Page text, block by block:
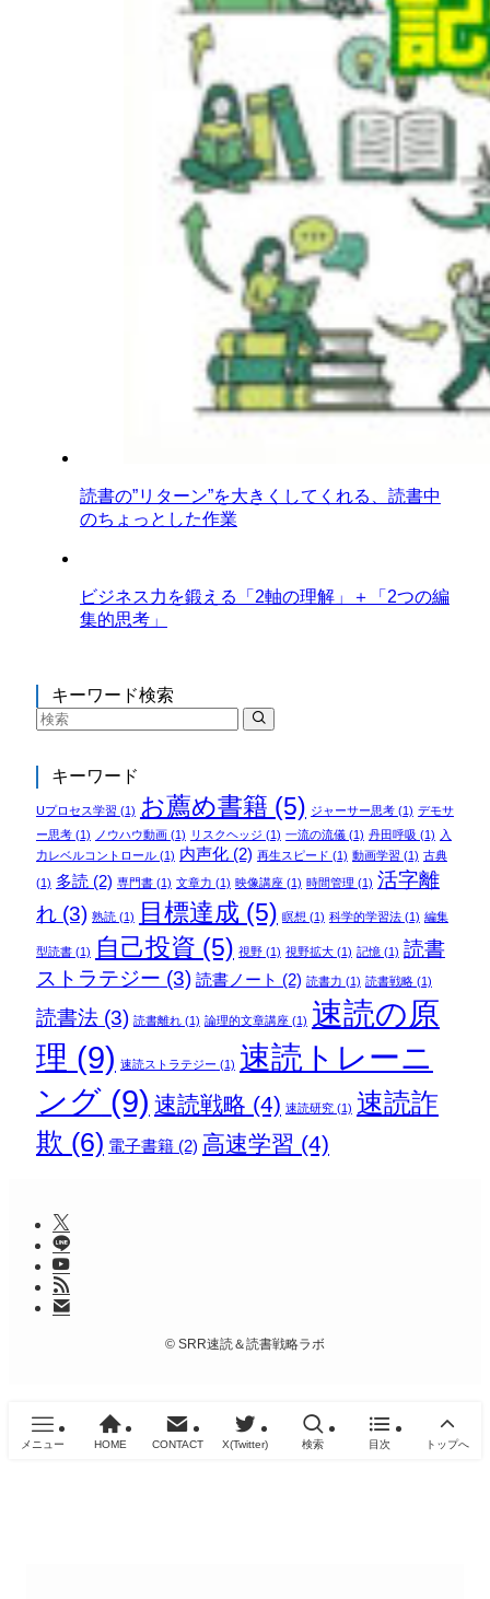
読書の”リターン”を大きくしてくれる、読書中
のちょっとした作業
ビジネス力を鍛える「2軸の理解」＋「2つの編
集的思考」
キーワード検索
キーワード
Uプロセス学習 (1) お薦め書籍 (5) ジャーサー思考(1) デモサ
ー思考(1) ノウハウ動画(1) リスクヘッジ (1) 一流の流儀(1) 丹田呼吸 (1) 入
力レベルコントロール(1) 内声化(2) 再生スピード (1) 動画学習 (1) 古典
(1) 多読 (2) 専門書(1) 文章力 (1) 映像講座(1) 時間管理 (1) 活字離
れ(3) 熟読(1) 目標達成 (5) 瞑想 (1) 科学的学習法(1) 編集
型読書(1) 自己投資 (5) 視野(1) 視野拡大(1) 記憶(1) 読書
ストラテジー (3) 読書ノート (2) 読書力 (1) 読書戦略(1)
読書法(3) 読書離れ(1) 論理的文章講座(1) 速読の原
理 (9) 速読ストラテジー (1) 速読トレーニ
ング(9) 速読戦略 (4) 速読研究(1) 速読詐
欺 (6) 電子書籍(2) 高速学習 (4)
© SRR速読＆読書戦略ラボ
メニュー HOME CONTACT X(Twitter) 検索 目次 トップへ